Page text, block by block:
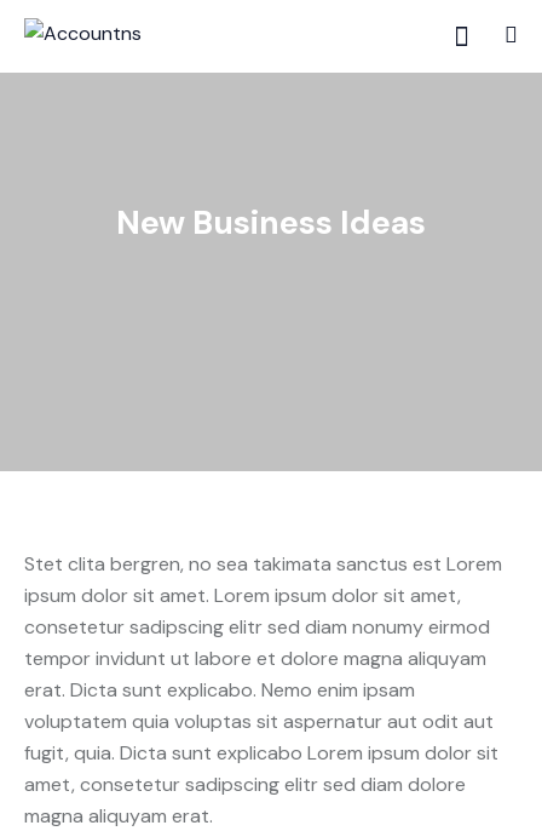
New Business Ideas
Stet clita bergren, no sea takimata sanctus est Lorem
ipsum dolor sit amet. Lorem ipsum dolor sit amet,
consetetur sadipscing elitr sed diam nonumy eirmod
tempor invidunt ut labore et dolore magna aliquyam
erat. Dicta sunt explicabo. Nemo enim ipsam
voluptatem quia voluptas sit aspernatur aut odit aut
fugit, quia. Dicta sunt explicabo Lorem ipsum dolor sit
amet, consetetur sadipscing elitr sed diam dolore
magna aliquyam erat.